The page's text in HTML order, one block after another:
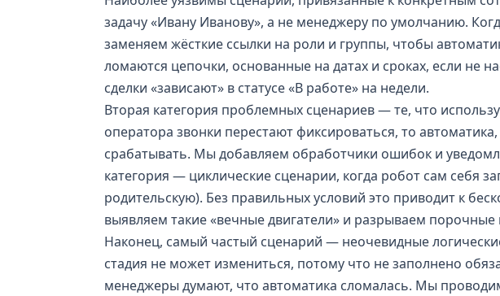
задачу «Ивану Иванову», а не менеджеру по умолчанию.
заменяем жёсткие ссылки на роли и группы, чтобы
ломаются цепочки, основанные на датах и сроках, если не
сделки «зависают» в статусе «В работе» на недели.
Вторая категория проблемных сценариев — те, что
оператора звонки перестают фиксироваться, то
срабатывать. Мы добавляем обработчики ошибок и
категория — циклические сценарии, когда робот сам себя
родительскую). Без правильных условий это приводит к
выявляем такие «вечные двигатели» и разрываем порочные
Наконец, самый частый сценарий — неочевидные
стадия не может измениться, потому что не заполнено
менеджеры думают, что автоматика сломалась. Мы